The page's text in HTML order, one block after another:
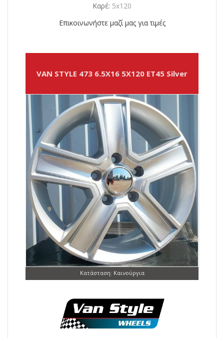
Καρέ: 5x120
Επικοινωνήστε μαζί μας για τιμές
VAN STYLE 473 6.5X16 5X120 ET45 Silver
Κατάσταση: Καινούργια